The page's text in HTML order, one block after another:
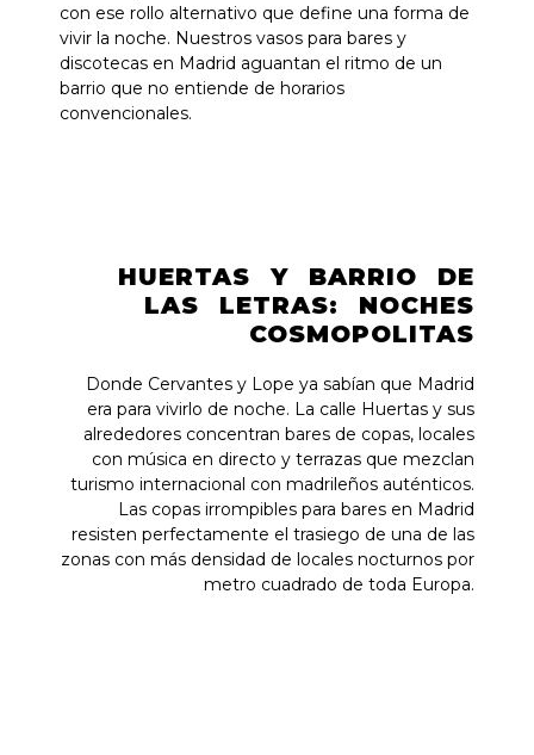
con ese rollo alternativo que define una forma de
vivir la noche. Nuestros vasos para bares y
discotecas en Madrid aguantan el ritmo de un
barrio que no entiende de horarios
convencionales.
HUERTAS Y BARRIO DE
LAS LETRAS: NOCHES
COSMOPOLITAS
Donde Cervantes y Lope ya sabían que Madrid
era para vivirlo de noche. La calle Huertas y sus
alrededores concentran bares de copas, locales
con música en directo y terrazas que mezclan
turismo internacional con madrileños auténticos.
Las copas irrompibles para bares en Madrid
resisten perfectamente el trasiego de una de las
zonas con más densidad de locales nocturnos por
metro cuadrado de toda Europa.